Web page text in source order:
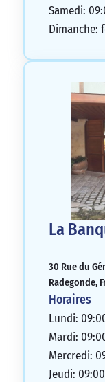
Samedi:
Dimanche:
La
30 Rue du
Radegonde,
Horaires
Lundi:
Mardi:
Mercredi:
Jeudi: